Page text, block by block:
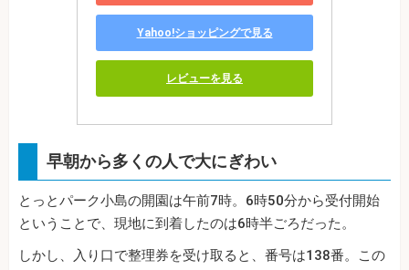
Yahoo!ショッピングで見る
レビューを見る
早朝から多くの人で大にぎわい
とっとパーク小島の開園は午前7時。6時50分から受付開始
ということで、現地に到着したのは6時半ごろだった。
しかし、入り口で整理券を受け取ると、番号は138番。この